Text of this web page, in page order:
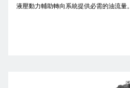
液壓動力輔助轉向系統提供必需的油流量。